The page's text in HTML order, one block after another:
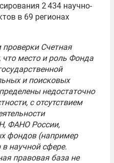
2 434 научно-
в 69 регионах
проверки Счетная
место и роль Фонда
и поисковых
недостаточно
с отсутствием
ФАНО России,
фондов (например
научной сфере.
правовая база не